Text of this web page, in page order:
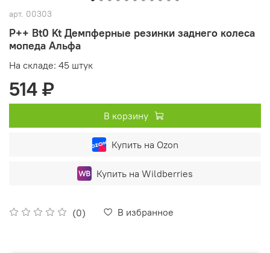
арт. 00303
P++ Bt0 Kt Демпферные резинки заднего колеса
мопеда Альфа
(0) В избранное
На складе: 45 штук
514 ₽
В корзину
Купить на Ozon
Купить на Wildberries